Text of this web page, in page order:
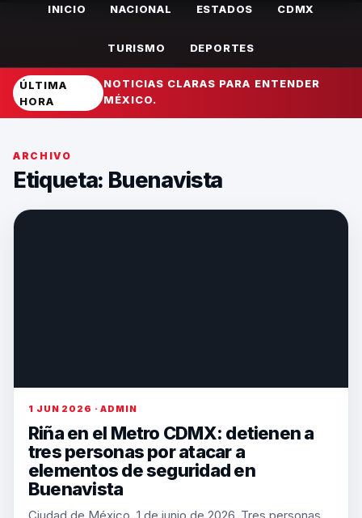
INICIO NACIONAL ESTADOS CDMX
TURISMO DEPORTES
ÚLTIMA
HORA
NOTICIAS CLARAS PARA ENTENDER
MÉXICO.
ARCHIVO
Etiqueta: Buenavista
1 JUN 2026 · ADMIN
Riña en el Metro CDMX: detienen a
tres personas por atacar a
elementos de seguridad en
Buenavista